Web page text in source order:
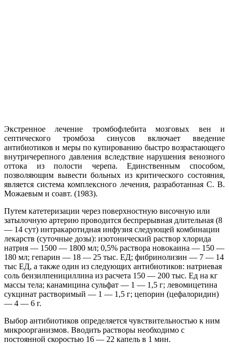
Экстренное лечение тромбофлебита мозговых вен и
септического тромбоза синусов включает введение
антибиотиков и меры по купированию быстро возрастающего
внутричерепного давления вследствие нарушения венозного
оттока из полости черепа. Единственным способом,
позволяющим вывести больных из критического состояния,
является система комплексного лечения, разработанная С. В.
Можаевым и соавт. (1983).
Путем катетеризации через поверхностную височную или
затылочную артерию проводится беспрерывная длительная (8
— 14 сут) интракаротидная инфузия следующей комбинации
лекарств (суточные дозы): изотонический раствор хлорида
натрия — 1500 — 1800 мл; 0,5% раствора новокаина — 150 —
180 мл; гепарин — 18 — 25 тыс. ЕД; фибринолизин — 7 — 14
тыс ЕД, а также один из следующих антибиотиков: натриевая
соль бензилпенициллина из расчета 150 — 200 тыс. Ед на кг
массы тела; канамицина сульфат — 1 — 1,5 г; левомицетина
сукцинат растворимый — 1 — 1,5 г; цепорин (цефалоридин)
— 4 — 6 г.
Выбор антибиотиков определяется чувствительностью к ним
микроорганизмов. Вводить растворы необходимо с
постоянной скоростью 16 — 22 капель в 1 мин.